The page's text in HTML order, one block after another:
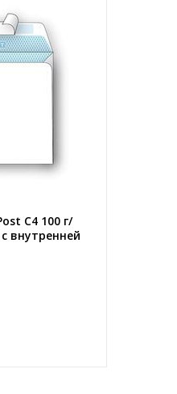
C4 100 г/
внутренней
в